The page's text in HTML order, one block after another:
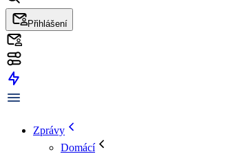
Přihlášení
Zprávy
Domácí